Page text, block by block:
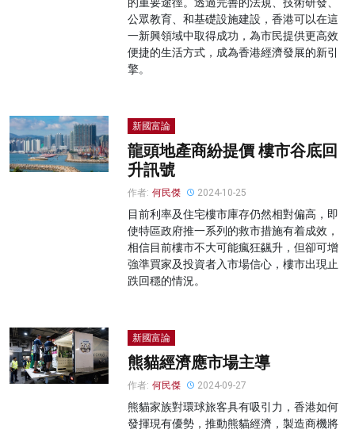
公眾教育、和基礎設施建設，香港可以在這
一新興領域中取得成功，為市民提供更高效
便捷的生活方式，成為香港經濟發展的新引
擎。
新國富論
龍頭地產商紛提價 樓市谷底回
升訊號
作者: 何民傑 2024-10-25
目前利率及住宅樓市庫存仍然相對偏高，即
使特區政府推一系列的救市措施有着成效，
相信目前樓市不大可能瘋狂飊升，但卻可增
強準買家及投資者入市場信心，樓市出現止
跌回穩的情況。
新國富論
熊貓經濟應市場主導
作者: 何民傑 2024-09-27
熊貓家族對環球旅客具有吸引力，香港如何
發揮現有優勢，推動熊貓經濟，製造商機將